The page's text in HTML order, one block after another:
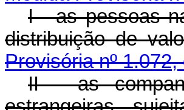
I - as pessoas
distribuição de
Provisória nº 1.072,
II - as